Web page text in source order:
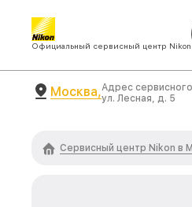
Официальный сервисный центр Nikon
Москва,Адрес
ул. Лесная, д. 5
Сервисный центр Nikon в